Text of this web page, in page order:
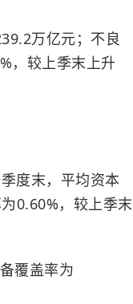
万亿元；不良
，较上季末上升
度末，平均资本
0.60%，较上季末
覆盖率为